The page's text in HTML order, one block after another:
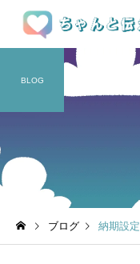
BLOG
ブログ 納期設定